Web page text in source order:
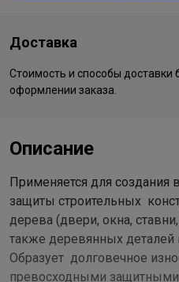
Доставка
Стоимость и способы доставки
оформлении заказа.
Описание
Применяется для создания
защиты строительных
дерева (двери, окна,
также деревянных деталей
Образует долговечное
превосходными